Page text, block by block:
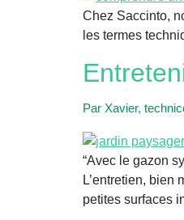
Chez Saccinto,
les termes
Par Xavier,
“Avec le gazon
L’entretien,
petites surfaces